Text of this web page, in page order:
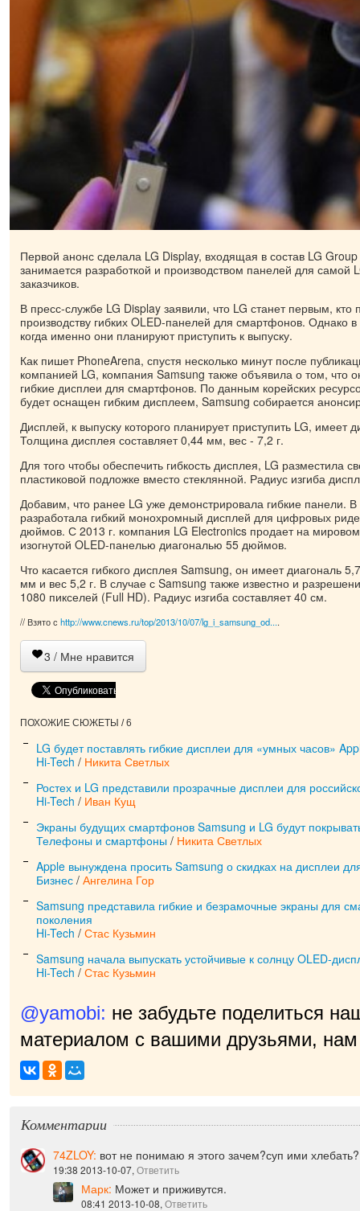
Первой анонс сделала LG Display, входящая в состав LG
занимается разработкой и производством панелей для самой
заказчиков.
В пресс-службе LG Display заявили, что LG станет первым, кто
производству гибких OLED-панелей для смартфонов. Однако
когда именно они планируют приступить к выпуску.
Как пишет PhoneArena, спустя несколько минут после
компанией LG, компания Samsung также объявила о том, что
гибкие дисплеи для смартфонов. По данным корейских
будет оснащен гибким дисплеем, Samsung собирается
Дисплей, к выпуску которого планирует приступить LG, имеет
Толщина дисплея составляет 0,44 мм, вес - 7,2 г.
Для того чтобы обеспечить гибкость дисплея, LG разместила
пластиковой подложке вместо стеклянной. Радиус изгиба
Добавим, что ранее LG уже демонстрировала гибкие панели.
разработала гибкий монохромный дисплей для цифровых
дюймов. С 2013 г. компания LG Electronics продает на
изогнутой OLED-панелью диагональю 55 дюймов.
Что касается гибкого дисплея Samsung, он имеет диагональ
мм и вес 5,2 г. В случае с Samsung также известно и
1080 пикселей (Full HD). Радиус изгиба составляет 40 см.
// Взято с http://www.cnews.ru/top/2013/10/07/lg_i_samsung_od....
3 / Мне нравится
ПОХОЖИЕ СЮЖЕТЫ / 6
LG будет поставлять гибкие дисплеи для «умных часов»
Hi-Tech / Никита Светлых
Ростех и LG представили прозрачные дисплеи для
Hi-Tech / Иван Кущ
Экраны будущих смартфонов Samsung и LG будут
Телефоны и смартфоны / Никита Светлых
Apple вынуждена просить Samsung о скидках на дисплеи
Бизнес / Ангелина Гор
Samsung представила гибкие и безрамочные экраны для
поколения
Hi-Tech / Стас Кузьмин
Samsung начала выпускать устойчивые к солнцу OLED-
Hi-Tech / Стас Кузьмин
@yamobi: не забудьте поделиться
материалом с вашими друзьями, нам
приятно!
Комментарии
74ZLOY: вот не понимаю я этого зачем?суп ими хлебать?
19:38 2013-10-07,Ответить